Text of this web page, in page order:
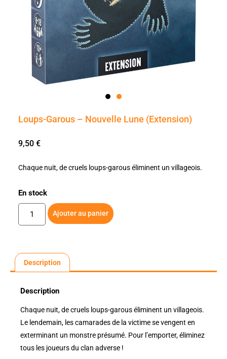
Loups-Garous – Nouvelle Lune (Extension)
9,50 €
Chaque nuit, de cruels loups-garous éliminent un villageois.
En stock
Ajouter au panier
Description
Description
Chaque nuit, de cruels loups-garous éliminent un villageois.
Le lendemain, les camarades de la victime se vengent en
exterminant un monstre présumé. Pour l’emporter, éliminez
tous les joueurs du clan adverse !